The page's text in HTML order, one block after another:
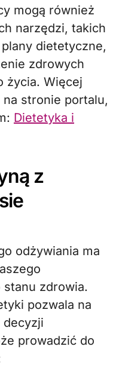
mogą również
narzędzi, takich
dietetyczne,
zdrowych
życia. Więcej
stronie portalu,
Dietetyka i
z
odżywiania ma
stanu zdrowia.
pozwala na
decyzji
prowadzić do